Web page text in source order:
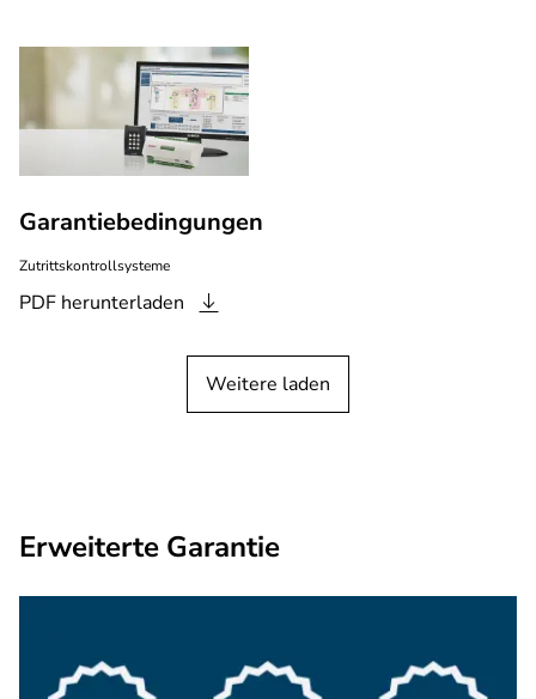
Garantiebedingungen
Zutrittskontrollsysteme
PDF herunterladen
Weitere laden
Erweiterte Garantie